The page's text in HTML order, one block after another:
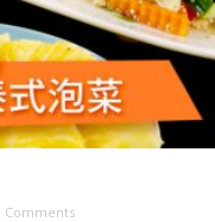
Comments